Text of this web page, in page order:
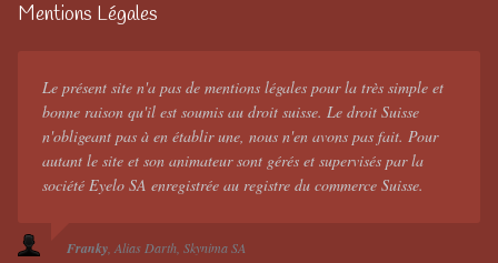
Mentions Légales
Le présent site n'a pas de mentions légales pour la très simple et
bonne raison qu'il est soumis au droit suisse. Le droit Suisse
n'obligeant pas à en établir une, nous n'en avons pas fait. Pour
autant le site et son animateur sont gérés et supervisés par la
société Eyelo SA enregistrée au registre du commerce Suisse.
Franky Alias Darth Skynima SA